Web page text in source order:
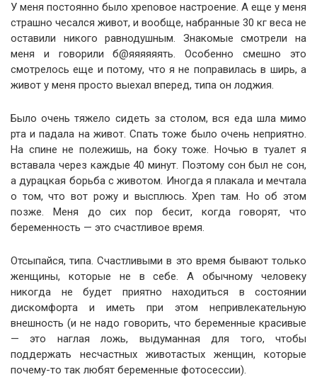
У меня постоянно было хреnовое настроение. А еще у меня
страшно чесался живот, и вообще, набранные 30 кг веса не
оставили никого равнодушным. Знакомые смотрели на
меня и говорили б@яяяяяять. Особенно смешно это
смотрелось еще и потому, что я не поправилась в ширь, а
живот у меня просто выехал вперед, типа он лоджия.
Было очень тяжело сидеть за столом, вся еда шла мимо
рта и падала на живот. Спать тоже было очень неприятно.
На спине не полежишь, на боку тоже. Ночью в туалет я
вставала через каждые 40 минут. Поэтому сон был не сон,
а дурацкая борьба с животом. Иногда я плакала и мечтала
о том, что вот рожу и высплюсь. Хреn там. Но об этом
позже. Меня до сих пор бесит, когда говорят, что
беременность — это счастливое время.
Отсыпайся, типа. Счастливыми в это время бывают только
женщины, которые не в себе. А обычному человеку
никогда не будет приятно находиться в состоянии
дискомфорта и иметь при этом непривлекательную
внешность (и не надо говорить, что беременные красивые
— это наглая ложь, выдуманная для того, чтобы
поддержать несчастных животастых женщин, которые
почему-то так любят беременные фотосессии).